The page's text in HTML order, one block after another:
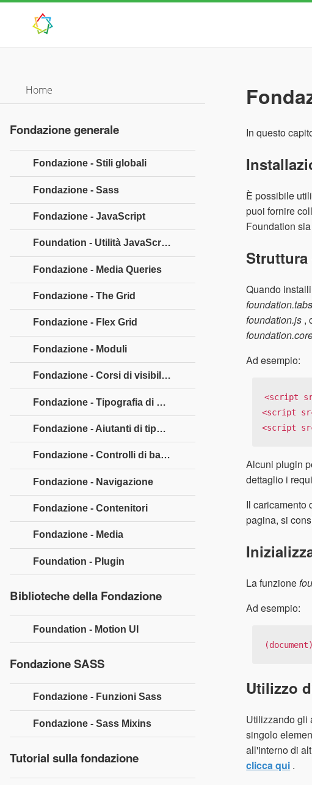
In questo
È possibile
puoi fornire
Foundation
Quando
foundation.js ,
Ad esempio:
<script
<script
<script
Alcuni plugin
dettaglio i
Il caricamento
pagina, si
La funzione
Ad esempio:
Utilizzo
Utilizzando gli
singolo
all'interno di
clicca qui .
Home
Fondazione generale
Fondazione - Stili globali
Fondazione - Sass
Fondazione - JavaScript
Foundation - Utilità JavaScript
Fondazione - Media Queries
Fondazione - The Grid
Fondazione - Flex Grid
Fondazione - Moduli
Fondazione - Corsi di visibilità
Fondazione - Tipografia di base
Fondazione - Aiutanti di tipografia
Fondazione - Controlli di base
Fondazione - Navigazione
Fondazione - Contenitori
Fondazione - Media
Foundation - Plugin
Biblioteche della Fondazione
Foundation - Motion UI
Fondazione SASS
Fondazione - Funzioni Sass
Fondazione - Sass Mixins
Tutorial sulla fondazione